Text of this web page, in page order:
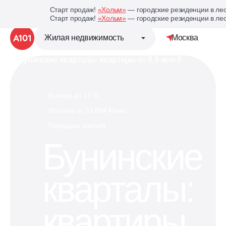
Старт продаж! «Хольм»— городские резиденции в
Старт продаж! «Хольм»— городские резиденции в
Жилая недвижимость Москва